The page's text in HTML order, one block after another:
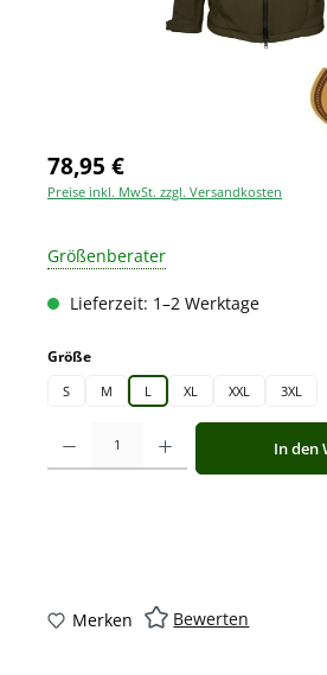
78,95 €
Preise inkl. MwSt. zzgl. Versandkosten
Größenberater
Lieferzeit: 1–2 Werktage
Größeauswählen
S M L XL XXL 3XL
Produkt Anzahl: Gib den gewünschten
In den
Merken Bewerten